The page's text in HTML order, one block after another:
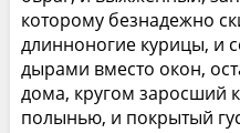
которому безнадежно
длинноногие курицы, и
дырами вместо окон,
дома, кругом заросший
полынью, и покрытый